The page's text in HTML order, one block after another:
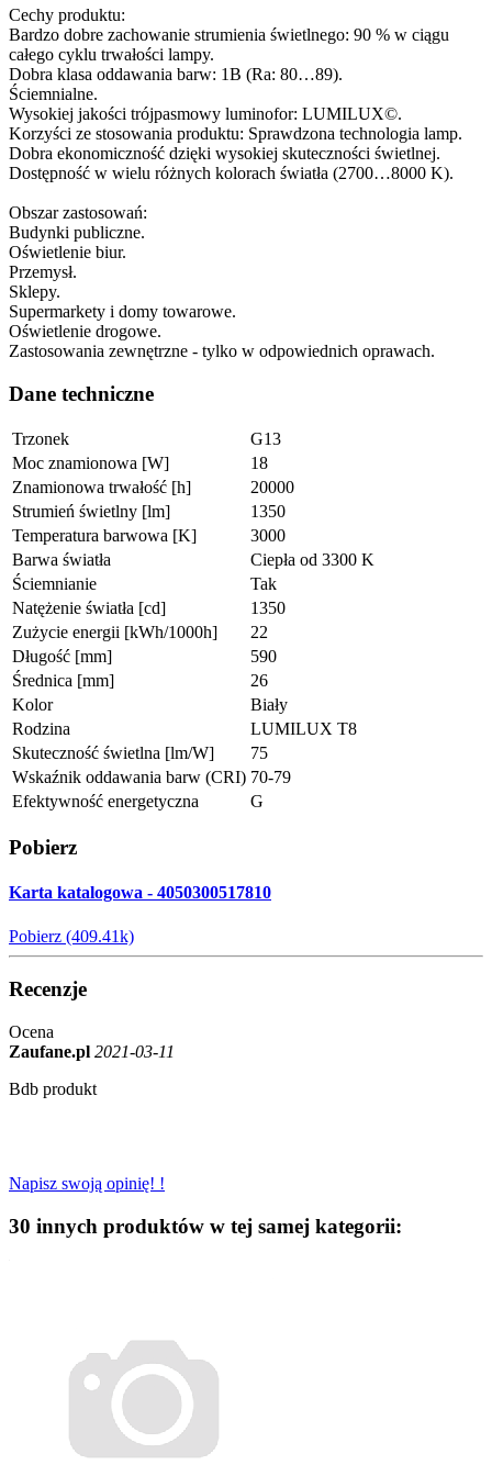
Cechy produktu:
Bardzo dobre zachowanie strumienia świetlnego: 90 % w ciągu
całego cyklu trwałości lampy.
Dobra klasa oddawania barw: 1B (Ra: 80…89).
Ściemnialne.
Wysokiej jakości trójpasmowy luminofor: LUMILUX©.
Korzyści ze stosowania produktu: Sprawdzona technologia lamp.
Dobra ekonomiczność dzięki wysokiej skuteczności świetlnej.
Dostępność w wielu różnych kolorach światła (2700…8000 K).
Obszar zastosowań:
Budynki publiczne.
Oświetlenie biur.
Przemysł.
Sklepy.
Supermarkety i domy towarowe.
Oświetlenie drogowe.
Zastosowania zewnętrzne - tylko w odpowiednich oprawach.
Dane techniczne
Trzonek
G13
Moc znamionowa [W]
18
Znamionowa trwałość [h]
20000
Strumień świetlny [lm]
1350
Temperatura barwowa [K]
3000
Barwa światła
Ciepła od 3300 K
Ściemnianie
Tak
Natężenie światła [cd]
1350
Zużycie energii [kWh/1000h]
22
Długość [mm]
590
Średnica [mm]
26
Kolor
Biały
Rodzina
LUMILUX T8
Skuteczność świetlna [lm/W]
75
Wskaźnik oddawania barw (CRI) 70-79
Efektywność energetyczna
G
Pobierz
Karta katalogowa - 4050300517810
Pobierz (409.41k)
Recenzje
Ocena
Zaufane.pl 2021-03-11
Bdb produkt
Napisz swoją opinię! !
30 innych produktów w tej samej kategorii: